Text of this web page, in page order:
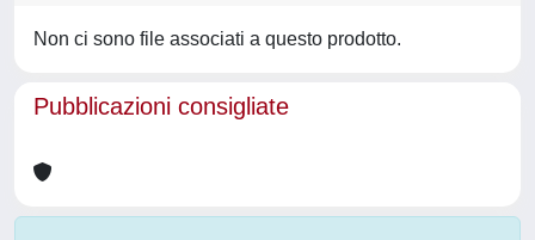
Non ci sono file associati a questo prodotto.
Pubblicazioni consigliate